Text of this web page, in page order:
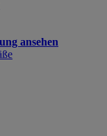
ansehen